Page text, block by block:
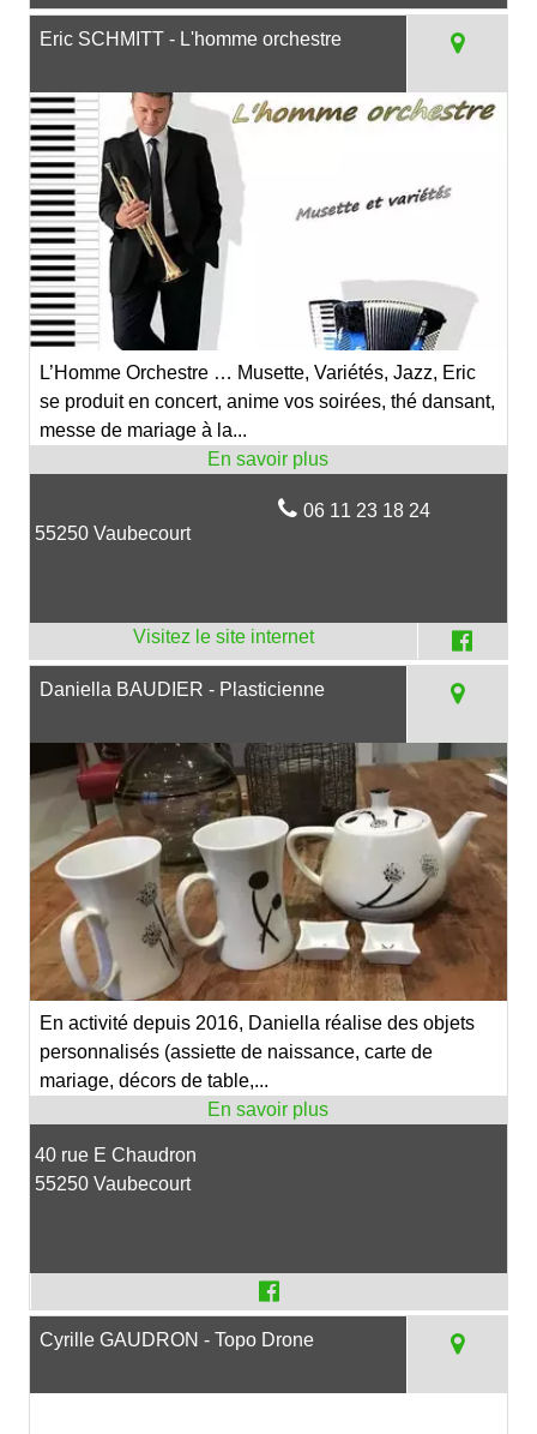
Eric SCHMITT - L'homme orchestre
L’Homme Orchestre … Musette, Variétés, Jazz, Eric
se produit en concert, anime vos soirées, thé dansant,
messe de mariage à la...
55250 Vaubecourt
06 11 23 18 24
Daniella BAUDIER - Plasticienne
En activité depuis 2016, Daniella réalise des objets
personnalisés (assiette de naissance, carte de
mariage, décors de table,...
40 rue E Chaudron
55250 Vaubecourt
Cyrille GAUDRON - Topo Drone